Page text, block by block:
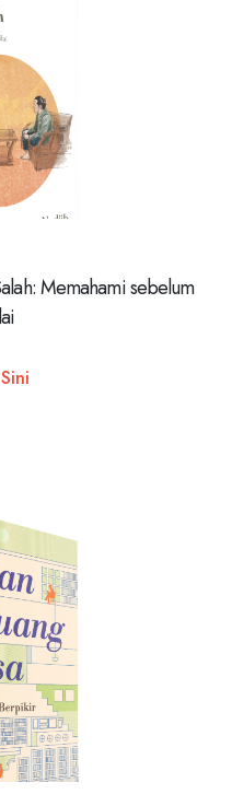
Memahami sebelum